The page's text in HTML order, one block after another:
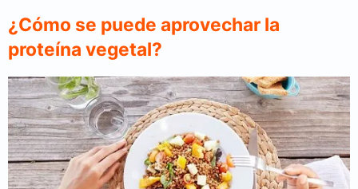
¿Cómo se puede aprovechar la
proteína vegetal?